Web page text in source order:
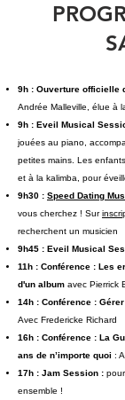
9h : Ouverture officielle
Andrée Malleville, élue à
9h : Eveil Musical
jouées au piano,
petites mains. Les
et à la kalimba, pour
9h30 : Speed Dating
vous cherchez ! Sur
recherchent un musicien
9h45 : Eveil Musical
11h : Conférence : Les
d'un album avec Pierrick
14h : Conférence :
Avec Fredericke Richard
16h : Conférence : La
ans de n’importe quoi :
17h : Jam Session :
ensemble !